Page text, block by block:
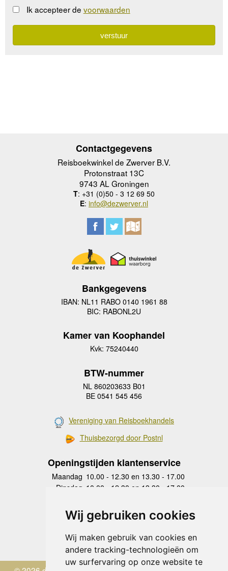
Wij gebruiken cookies
Wij maken gebruik van cookies en
andere tracking-technologieën om
uw surfervaring op onze website te
Ik accepteer de voorwaarden
Contactgegevens
Reisboekwinkel de Zwerver B.V.
Protonstraat 13C
9743 AL Groningen
T: +31 (0)50 - 3 12 69 50
E: info@dezwerver.nl
Bankgegevens
IBAN: NL11 RABO 0140 1961 88
BIC: RABONL2U
Kamer van Koophandel
Kvk: 75240440
BTW-nummer
NL 860203633 B01
BE 0541 545 456
Vereniging van Reisboekhandels
Thuisbezorgd door Postnl
Openingstijden klantenservice
Maandag 10.00 - 12.30 en 13.30 - 17.00
Dinsdag 10.00 - 12.30 en 13.30 - 17.00
Donderdag
10.00 - 12.30 en 13.30 - 17.00
Vrijdag 10.00 - 12.30 en 13.30 - 17.00
Zaterdag
gesloten
Zondag gesloten